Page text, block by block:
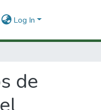
Log In
de